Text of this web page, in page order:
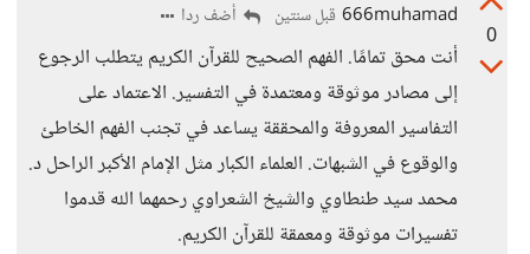
0
666muhamad قبل سنتين أضف ردا
أنت محق تمامًا. الفهم الصحيح للقرآن الكريم يتطلب الرجوع
إلى مصادر موثوقة ومعتمدة في التفسير. الاعتماد على
التفاسير المعروفة والمحققة يساعد في تجنب الفهم الخاطئ
والوقوع في الشبهات. العلماء الكبار مثل الإمام الأكبر الراحل د.
محمد سيد طنطاوي والشيخ الشعراوي رحمهما الله قدموا
تفسيرات موثوقة ومعمقة للقرآن الكريم.